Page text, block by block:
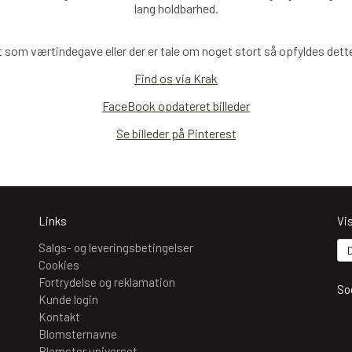
lang holdbarhed.
som værtindegave eller der er tale om noget stort så opfyldes
Find os via Krak
FaceBook opdateret billeder
Se billeder på Pinterest
Links
Salgs- og leveringsbetingelser
Cookies
Fortrydelse og reklamation
Kunde login
Kontakt
Blomsternavne